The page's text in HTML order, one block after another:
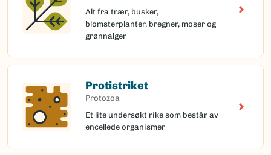
Alt fra trær, busker,
blomsterplanter, bregner, moser og
grønnalger
Protistriket
Protozoa
Et lite undersøkt rike som består av
encellede organismer